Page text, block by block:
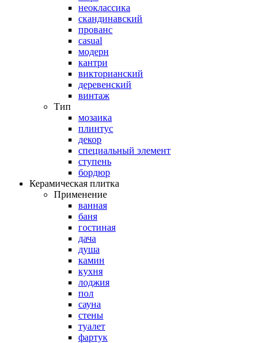
неоклассика
скандинавский
прованс
casual
модерн
кантри
викторианский
деревенский
винтаж
Тип
мозаика
плинтус
декор
специальный элемент
ступень
бордюр
Керамическая плитка
Применение
ванная
баня
гостиная
дача
душа
камин
кухня
лоджия
пол
сауна
стены
туалет
фартук